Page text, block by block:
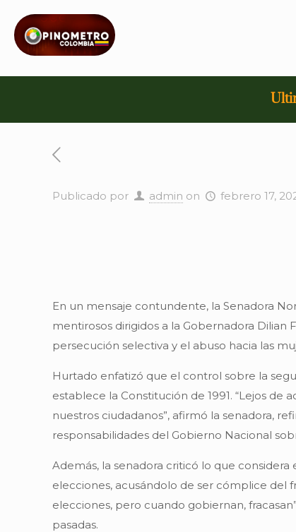
Publicado por admin on febrero 17,
En un mensaje contundente, la Senadora
mentirosos dirigidos a la Gobernadora Dilian
persecución selectiva y el abuso hacia las
Hurtado enfatizó que el control sobre la
establece la Constitución de 1991. “Lejos
nuestros ciudadanos”, afirmó la senadora,
responsabilidades del Gobierno Nacional
Además, la senadora criticó lo que
elecciones, acusándolo de ser cómplice del
elecciones, pero cuando gobiernan,
pasadas.